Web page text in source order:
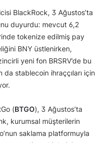
BlackRock, 3 Ağustos’ta
duyurdu: mevcut 6,2
tokenize edilmiş pay
BNY üstlenirken,
yeni fon BRSRV’de bu
stablecoin ihraççıları için
(BTGO), 3 Ağustos’ta
kurumsal müşterilerin
saklama platformuyla